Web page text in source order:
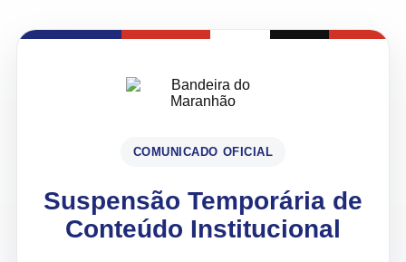
COMUNICADO OFICIAL
Suspensão Temporária de
Conteúdo Institucional